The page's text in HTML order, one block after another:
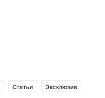
Статьи Эксклюзив